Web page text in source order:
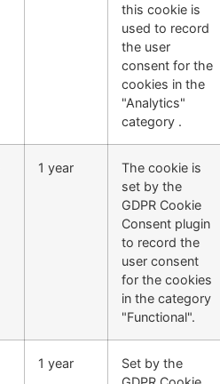
this cookie is
used to record
the user
consent for the
cookies in the
"Analytics"
category .
1 year
The cookie is
set by the
GDPR Cookie
Consent plugin
to record the
user consent
for the cookies
in the category
"Functional".
1 year
Set by the